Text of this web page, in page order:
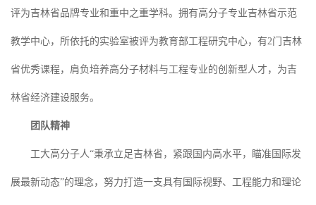
评为吉林省品牌专业和重中之重学科。拥有高分子专业吉林省示范
教学中心，所依托的实验室被评为教育部工程研究中心，有2门吉林
省优秀课程，肩负培养高分子材料与工程专业的创新型人才，为吉
林省经济建设服务。
团队精神
工大高分子人“秉承立足吉林省，紧跟国内高水平，瞄准国际发
展最新动态”的理念，努力打造一支具有国际视野、工程能力和理论